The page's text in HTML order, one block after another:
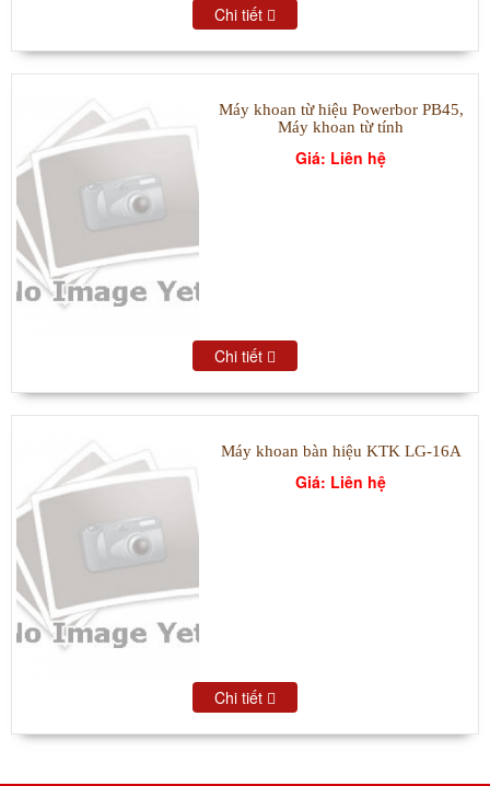
Chi tiết
Máy khoan từ hiệu Powerbor PB45,
Máy khoan từ tính
Giá: Liên hệ
Chi tiết
Máy khoan bàn hiệu KTK LG-16A
Giá: Liên hệ
Chi tiết